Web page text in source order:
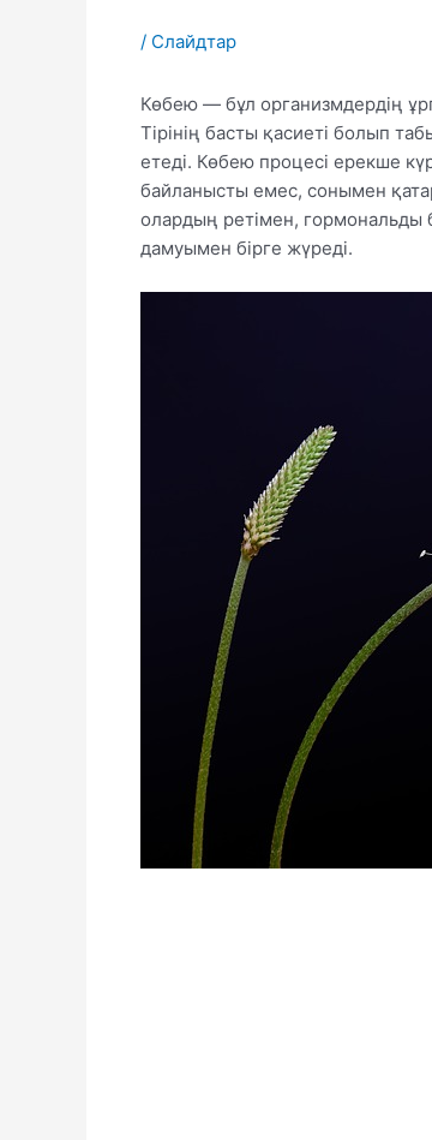
/ Слайдтар
Көбею — бұл организмдердің
Тірінің басты қасиеті болып
етеді. Көбею процесі ерекше
байланысты емес, сонымен
олардың ретімен, гормональды
дамуымен бірге жүреді.